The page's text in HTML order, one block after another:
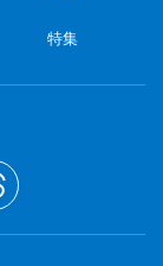
特集